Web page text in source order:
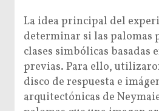
La idea principal del
determinar si las palomas
clases simbólicas basadas
previas. Para ello,
disco de respuesta e
arquitectónicas de